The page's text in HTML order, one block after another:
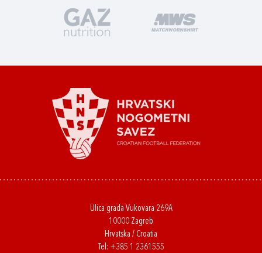
Ulica grada Vukovara 269A
10000 Zagreb
Hrvatska / Croatia
Tel: +385 1 2361555